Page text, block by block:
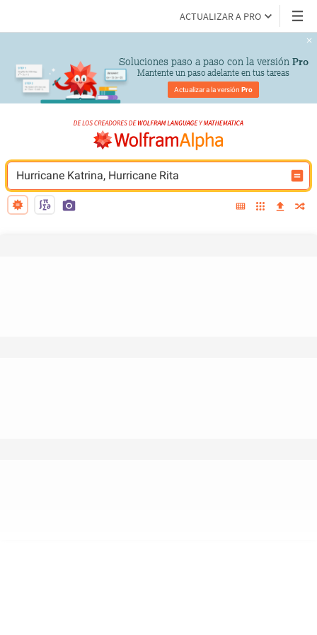
ACTUALIZAR A PRO
Soluciones paso a paso con la versión Pro
Mantente un paso adelante en tus tareas
Actualizar a la versión Pro
Hurricane Katrina, Hurricane Rita